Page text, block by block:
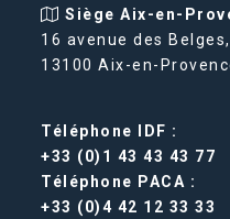
Siège Aix-en-
16 avenue des Belges,
13100 Aix-en-
Téléphone IDF :
+33 (0)1 43 43 43 77
Téléphone PACA :
+33 (0)4 42 12 33 33